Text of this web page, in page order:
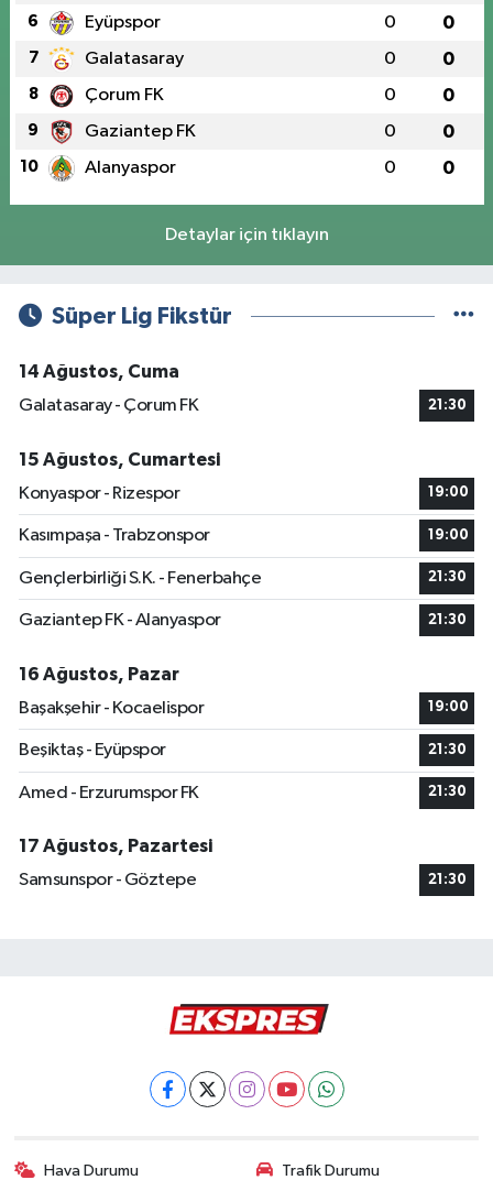
6 Eyüpspor 0 0
7 Galatasaray 0 0
8 Çorum FK 0 0
9 Gaziantep FK 0 0
10 Alanyaspor 0 0
Detaylar için tıklayın
Süper Lig Fikstür
14 Ağustos, Cuma
Galatasaray - Çorum FK
21:30
15 Ağustos, Cumartesi
Konyaspor - Rizespor
19:00
Kasımpaşa - Trabzonspor 19:00
Gençlerbirliği S.K. - Fenerbahçe 21:30
Gaziantep FK - Alanyaspor 21:30
16 Ağustos, Pazar
Başakşehir - Kocaelispor
19:00
Beşiktaş - Eyüpspor 21:30
Amed - Erzurumspor FK 21:30
17 Ağustos, Pazartesi
Samsunspor - Göztepe
21:30
Hava Durumu Trafik Durumu